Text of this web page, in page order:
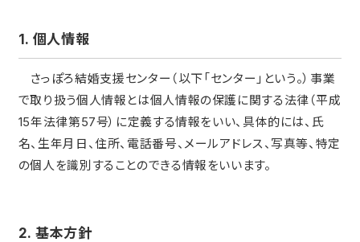
1. 個人情報
さっぽろ結婚支援センター（以下「センター」という。）事業
で取り扱う個人情報とは個人情報の保護に関する法律（平成
15年法律第57号）に定義する情報をいい、具体的には、氏
名、生年月日、住所、電話番号、メールアドレス、写真等、特定
の個人を識別することのできる情報をいいます。
2. 基本方針